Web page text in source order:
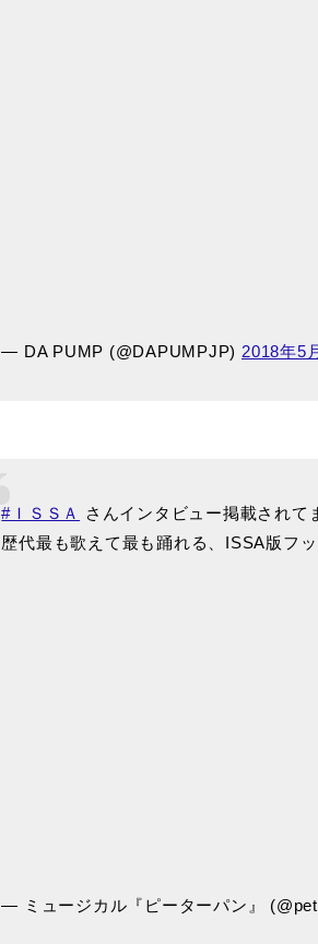
— DA PUMP (@DAPUMPJP) 2018年5
#ＩＳＳＡ
さんインタビュー掲載されて
歴代最も歌えて最も踊れる、ISSA版フ
— ミュージカル『ピーターパン』